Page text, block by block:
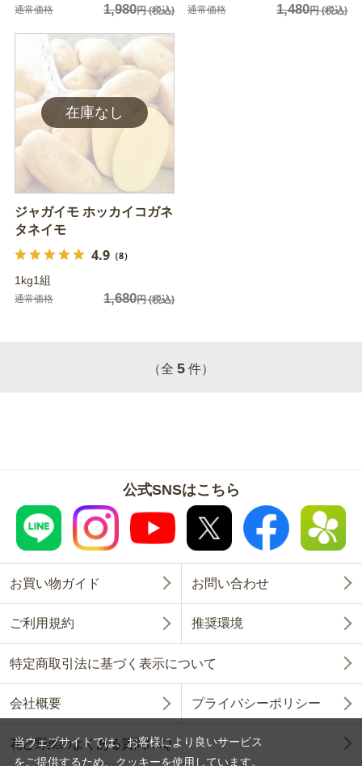
通常価格 1,980円(税込) 通常価格 1,480円(税込)
ジャガイモ ホッカイコガネ
タネイモ
4.9（8）
1kg1組
通常価格 1,680円(税込)
（全 5 件）
公式SNSはこちら
お買い物ガイド お問い合わせ
ご利用規約 推奨環境
特定商取引法に基づく表示について
会社概要 プライバシーポリシー
花と野菜のよくある質問FAQ
当ウェブサイトでは、お客様により良いサービス
をご提供するため、クッキーを使用しています。